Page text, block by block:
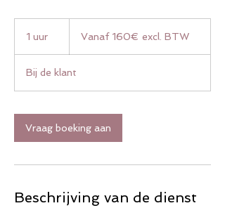
1 uur
excl.Vanaf 160€ excl. BTW
Bij de klant
Vraag boeking aan
Beschrijving van de dienst